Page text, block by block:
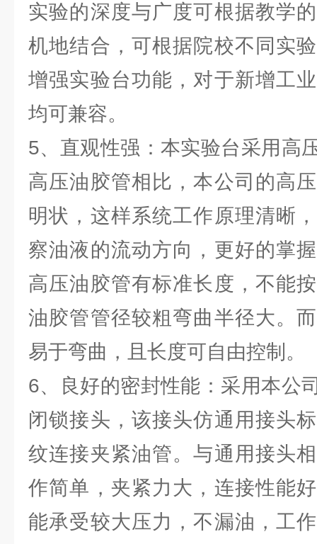
实验的深度与广度可根据教学
机地结合，可根据院校不同实
增强实验台功能，对于新增工
均可兼容。
5、直观性强：本实验台采用高
高压油胶管相比，本公司的高
明状，这样系统工作原理清晰
察油液的流动方向，更好的掌
高压油胶管有标准长度，不能
油胶管管径较粗弯曲半径大。
易于弯曲，且长度可自由控制。
6、良好的密封性能：采用本公
闭锁接头，该接头仿通用接头
纹连接夹紧油管。与通用接头
作简单，夹紧力大，连接性能
能承受较大压力，不漏油，工